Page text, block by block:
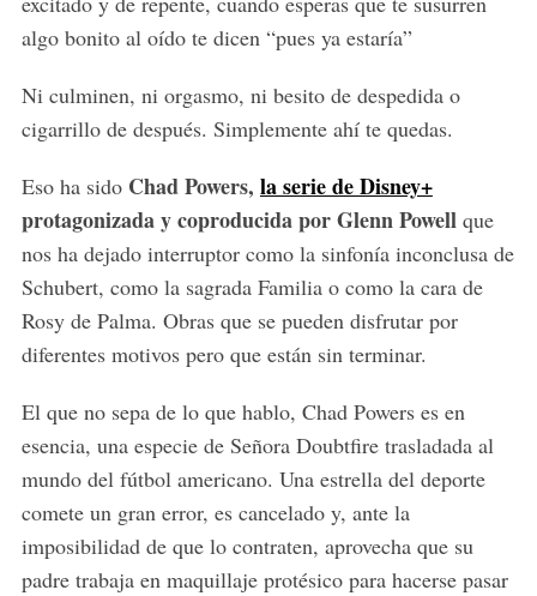
algo bonito al oído te dicen “pues ya estaría”
Ni culminen, ni orgasmo, ni besito de despedida o
cigarrillo de después. Simplemente ahí te quedas.
Eso ha sido Chad Powers, la serie de Disney+
protagonizada y coproducida por Glenn Powell que
nos ha dejado interruptor como la sinfonía inconclusa de
Schubert, como la sagrada Familia o como la cara de
Rosy de Palma. Obras que se pueden disfrutar por
diferentes motivos pero que están sin terminar.
El que no sepa de lo que hablo, Chad Powers es en
esencia, una especie de Señora Doubtfire trasladada al
mundo del fútbol americano. Una estrella del deporte
comete un gran error, es cancelado y, ante la
imposibilidad de que lo contraten, aprovecha que su
padre trabaja en maquillaje protésico para hacerse pasar